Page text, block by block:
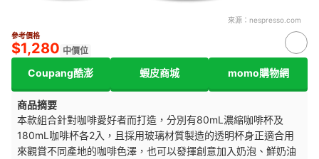
來源： nespresso.com
參考價格
$1,280 中價位
Coupang酷澎 蝦皮商城 momo購物網
商品摘要
本款組合針對咖啡愛好者而打造，分別有80mL濃縮咖啡杯及
180mL咖啡杯各2入，且採用玻璃材質製造的透明杯身正適合用
來觀賞不同產地的咖啡色澤，也可以發揮創意加入奶泡、鮮奶油